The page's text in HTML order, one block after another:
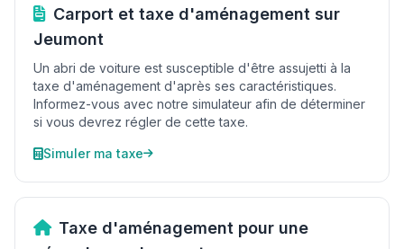
Carport et taxe d'aménagement sur
Jeumont
Un abri de voiture est susceptible d'être assujetti à la
taxe d'aménagement d'après ses caractéristiques.
Informez-vous avec notre simulateur afin de déterminer
si vous devrez régler de cette taxe.
Simuler ma taxe
Taxe d'aménagement pour une